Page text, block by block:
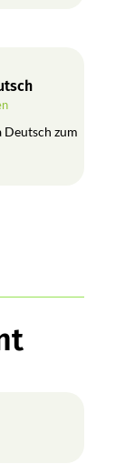
Deutsch zum